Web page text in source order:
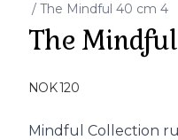
/ The Mindful 40 cm 4
The
NOK 120
Description
Mindful Collection